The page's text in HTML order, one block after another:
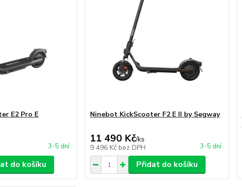
E2 Pro E
3-5 dní
do košíku
Ninebot KickScooter F2 E II by Segway
11 490 Kč/ks
9 496 Kč bez DPH 3-5 dní
Přidat do košíku